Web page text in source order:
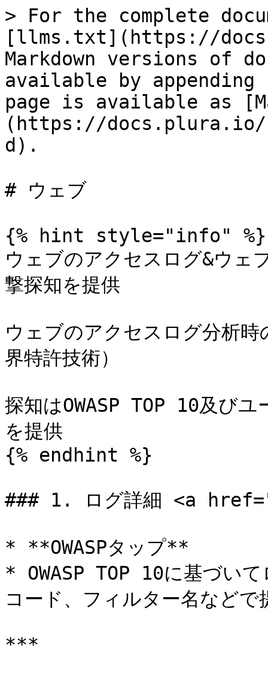
> For the complete
[llms.txt](https://
Markdown versions of
available by
page is available as
(https://docs.plura.io/
d).
# ウェブ
{% hint style="info" %}
ウェブのアクセスログ&ウェ
撃探知を提供
ウェブのアクセスログ分析
界特許技術）
探知はOWASP TOP 10及び
を提供
{% endhint %}
### 1. ログ詳細 <a
* **OWASPタップ**
* OWASP TOP 10に基づい
コード、フィルター名などで
***